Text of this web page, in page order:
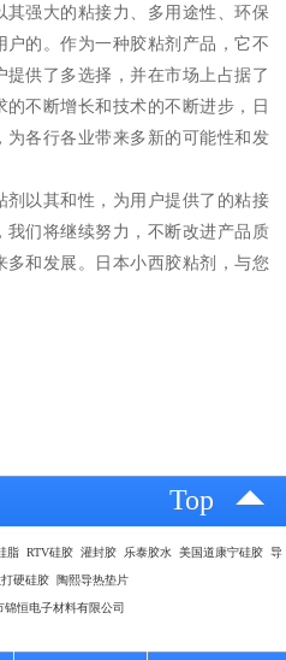
强大的粘接力、多用途性、环保
的。作为一种胶粘剂产品，它不
供了多选择，并在市场上占据了
不断增长和技术的不断进步，日
各行各业带来多新的可能性和发
以其和性，为用户提供了的粘接
们将继续努力，不断改进产品质
和发展。日本小西胶粘剂，与您
Top
脂 RTV硅胶 灌封胶 乐泰胶水 美国道康宁硅胶 导
硬硅胶 陶熙导热垫片
锦恒电子材料有限公司